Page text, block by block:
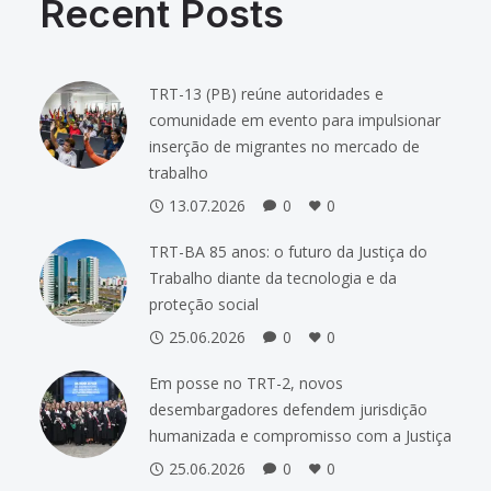
Recent Posts
TRT-13 (PB) reúne autoridades e
comunidade em evento para impulsionar
inserção de migrantes no mercado de
trabalho
13.07.2026
0 0
TRT-BA 85 anos: o futuro da Justiça do
Trabalho diante da tecnologia e da
proteção social
25.06.2026
0 0
Em posse no TRT-2, novos
desembargadores defendem jurisdição
humanizada e compromisso com a Justiça
25.06.2026
0 0